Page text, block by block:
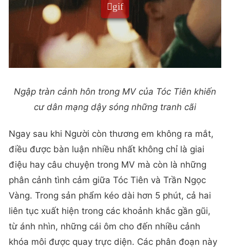
Ngập tràn cảnh hôn trong MV của Tóc Tiên khiến
cư dân mạng dậy sóng những tranh cãi
Ngay sau khi Người còn thương em không ra mắt,
điều được bàn luận nhiều nhất không chỉ là giai
điệu hay câu chuyện trong MV mà còn là những
phân cảnh tình cảm giữa Tóc Tiên và Trần Ngọc
Vàng. Trong sản phẩm kéo dài hơn 5 phút, cả hai
liên tục xuất hiện trong các khoảnh khắc gần gũi,
từ ánh nhìn, những cái ôm cho đến nhiều cảnh
khóa môi được quay trực diện. Các phân đoạn này